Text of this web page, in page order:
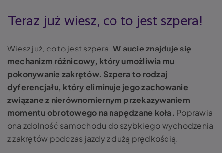
Teraz już wiesz, co to jest szpera!
Wiesz już, co to jest szpera. W aucieznajduje się
mechanizm różnicowy, który umożliwia mu
pokonywanie zakrętów. Szpera to rodzaj
dyferencjału, który eliminuje jego zachowanie
związane z nierównomiernym przekazywaniem
momentu obrotowego na napędzane koła. Poprawia
ona zdolność samochodu do szybkiego wychodzenia
z zakrętów podczas jazdy z dużą prędkością.